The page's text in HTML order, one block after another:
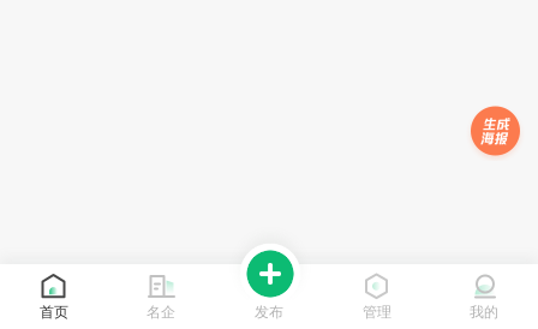
首页 名企 发布 管理 我的